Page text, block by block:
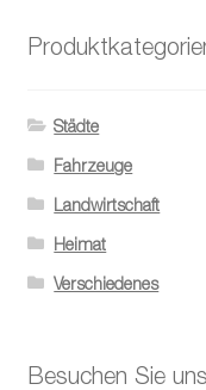
Städte
Fahrzeuge
Landwirtschaft
Heimat
Verschiedenes
Besuchen Sie